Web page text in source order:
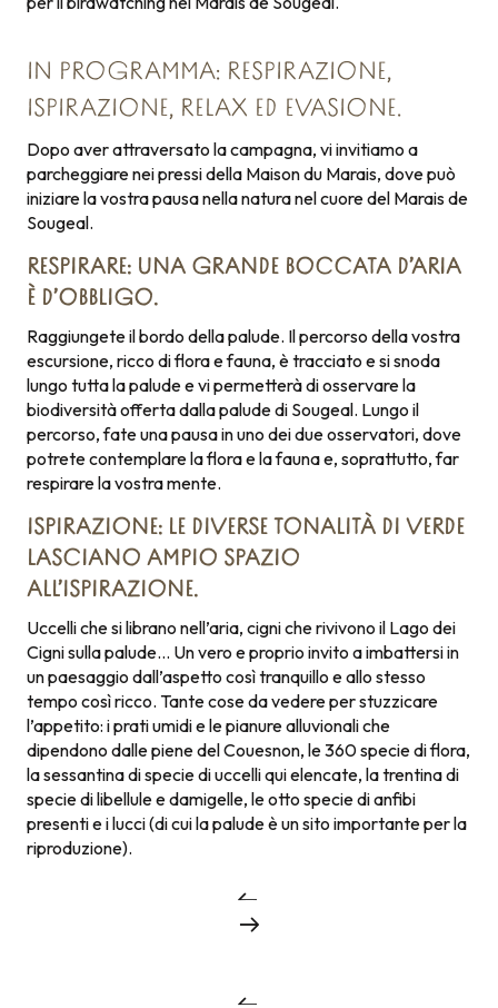
IN PROGRAMMA: RESPIRAZIONE,
ISPIRAZIONE, RELAX ED EVASIONE.
Dopo aver attraversato la campagna, vi invitiamo a
parcheggiare nei pressi della Maison du Marais, dove può
iniziare la vostra pausa nella natura nel cuore del Marais de
Sougeal.
RESPIRARE: UNA GRANDE BOCCATA D’ARIA
È D’OBBLIGO.
Raggiungete il bordo della palude. Il percorso della vostra
escursione, ricco di flora e fauna, è tracciato e si snoda
lungo tutta la palude e vi permetterà di osservare la
biodiversità offerta dalla palude di Sougeal. Lungo il
percorso, fate una pausa in uno dei due osservatori, dove
potrete contemplare la flora e la fauna e, soprattutto, far
respirare la vostra mente.
ISPIRAZIONE: LE DIVERSE TONALITÀ DI VERDE
LASCIANO AMPIO SPAZIO
ALL’ISPIRAZIONE.
Uccelli che si librano nell’aria, cigni che rivivono il Lago dei
Cigni sulla palude… Un vero e proprio invito a imbattersi in
un paesaggio dall’aspetto così tranquillo e allo stesso
tempo così ricco. Tante cose da vedere per stuzzicare
l’appetito: i prati umidi e le pianure alluvionali che
dipendono dalle piene del Couesnon, le 360 specie di flora,
la sessantina di specie di uccelli qui elencate, la trentina di
specie di libellule e damigelle, le otto specie di anfibi
presenti e i lucci (di cui la palude è un sito importante per la
riproduzione).